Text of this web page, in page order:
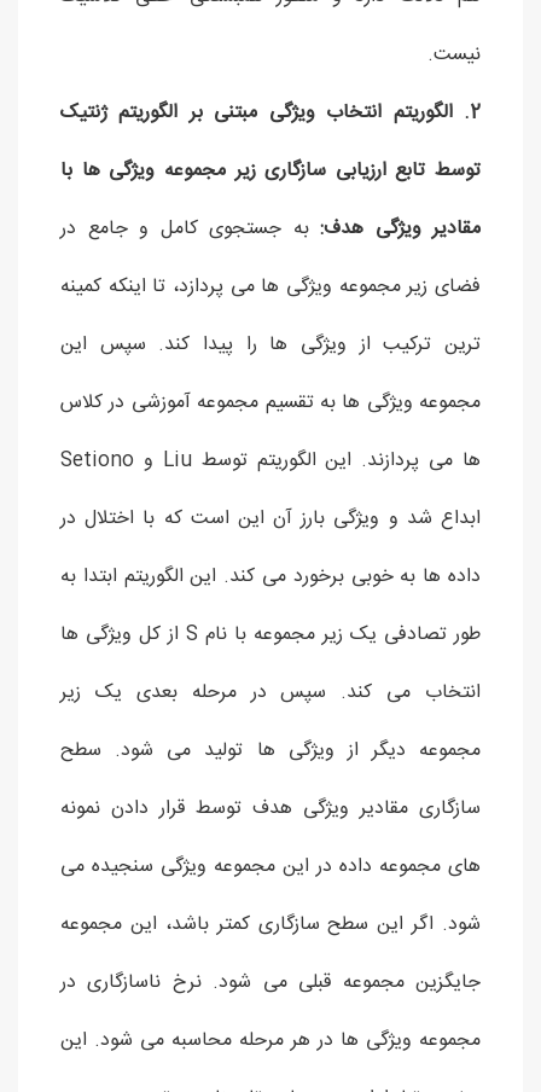
نیست.
2. الگوریتم انتخاب ویژگی مبتنی بر الگوریتم ژنتیک
توسط تابع ارزیابی سازگاری زیر مجموعه ویژگی ها با
مقادیر ویژگی هدف: به جستجوی کامل و جامع در
فضای زیر مجموعه ویژگی ها می پردازد، تا اینکه کمینه
ترین ترکیب از ویژگی ها را پیدا کند. سپس این
مجموعه ویژگی ها به تقسیم مجموعه آموزشی در کلاس
ها می پردازند. این الگوریتم توسط Liu و Setiono
ابداع شد و ویژگی بارز آن این است که با اختلال در
داده ها به خوبی برخورد می کند. این الگوریتم ابتدا به
طور تصادفی یک زیر مجموعه با نام S از کل ویژگی ها
انتخاب می کند. سپس در مرحله بعدی یک زیر
مجموعه دیگر از ویژگی ها تولید می شود. سطح
سازگاری مقادیر ویژگی هدف توسط قرار دادن نمونه
های مجموعه داده در این مجموعه ویژگی سنجیده می
شود. اگر این سطح سازگاری کمتر باشد، این مجموعه
جایگزین مجموعه قبلی می شود. نرخ ناسازگاری در
مجموعه ویژگی ها در هر مرحله محاسبه می شود. این